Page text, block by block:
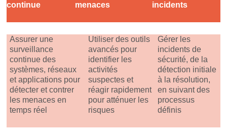
continue
menaces
incidents
Assurer une
surveillance
continue des
systèmes, réseaux
et applications pour
détecter et contrer
les menaces en
temps réel
Utiliser des outils
avancés pour
identifier les
activités
suspectes et
réagir rapidement
pour atténuer les
risques
Gérer les
incidents de
sécurité, de la
détection initiale
à la résolution,
en suivant des
processus
définis